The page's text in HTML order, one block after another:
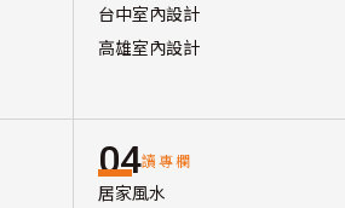
台中室內設計
高雄室內設計
04讀專欄
居家風水